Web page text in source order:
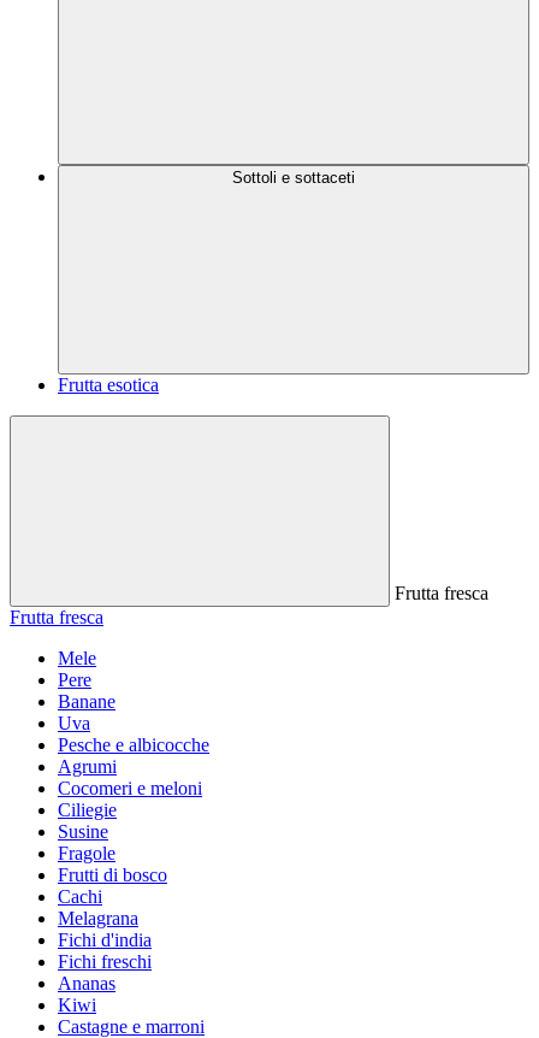
Sottoli e sottaceti
Frutta esotica
Frutta fresca
Frutta fresca
Mele
Pere
Banane
Uva
Pesche e albicocche
Agrumi
Cocomeri e meloni
Ciliegie
Susine
Fragole
Frutti di bosco
Cachi
Melagrana
Fichi d'india
Fichi freschi
Ananas
Kiwi
Castagne e marroni